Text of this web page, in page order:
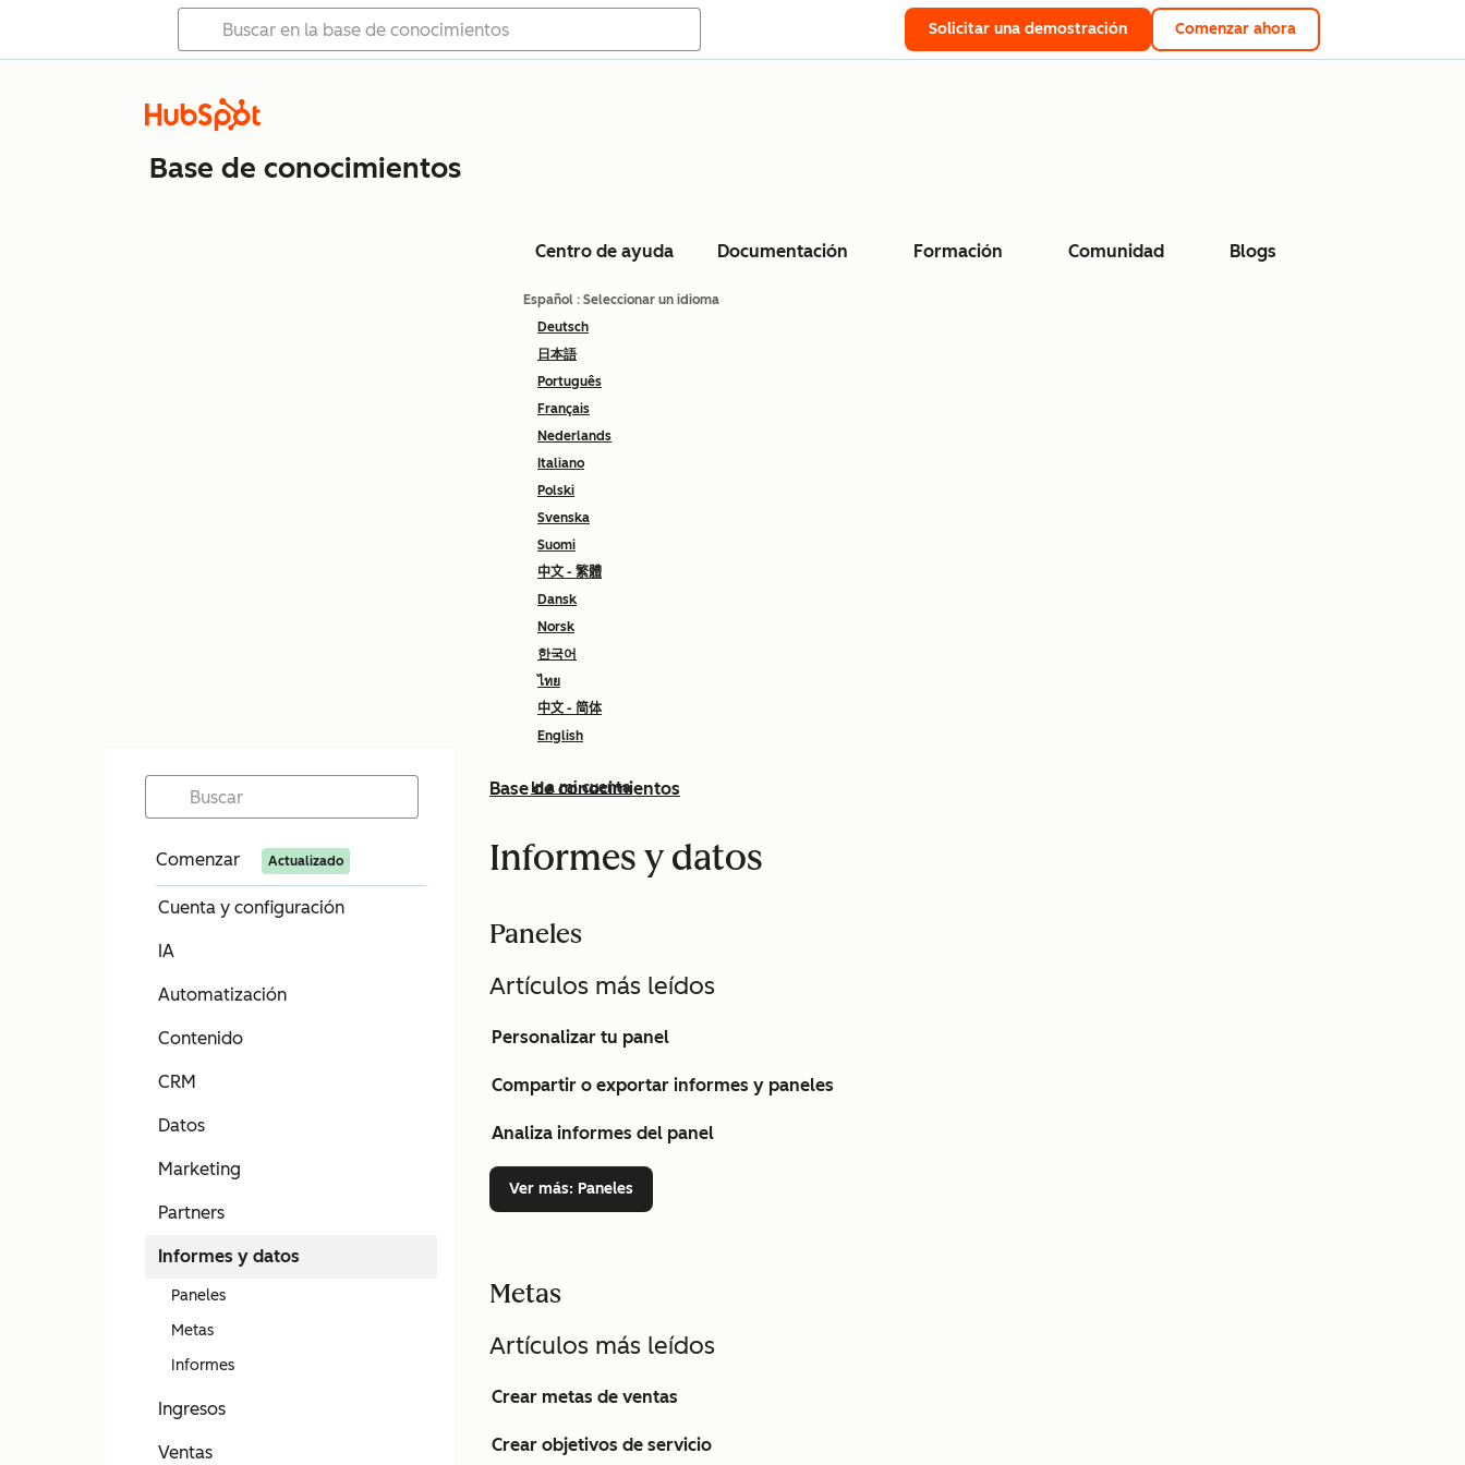
Solicitar una demostración Comenzar ahora
Base de conocimientos
Centro de ayuda Documentación Formación Comunidad Blogs
Español : Seleccionar un idioma
Deutsch
日本語
Português
Français
Nederlands
Italiano
Polski
Svenska
Suomi
中文 - 繁體
Dansk
Norsk
한국어
ไทย
中文 - 简体
English
Ir a mi cuenta
Comenzar Actualizado
Cuenta y configuración
IA
Automatización
Contenido
CRM
Datos
Marketing
Partners
Informes y datos
Paneles
Metas
Informes
Ingresos
Ventas
Base de conocimientos
Informes y datos
Paneles
Artículos más leídos
Personalizar tu panel
Compartir o exportar informes y paneles
Analiza informes del panel
Ver más: Paneles
Metas
Artículos más leídos
Crear metas de ventas
Crear objetivos de servicio